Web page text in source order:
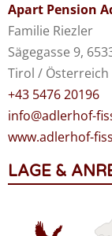
Apart Pension
Familie Riezler
Sägegasse 9,
Tirol / Österreich
+43 5476 20196
info@adlerhof-
www.adlerhof-
LAGE &